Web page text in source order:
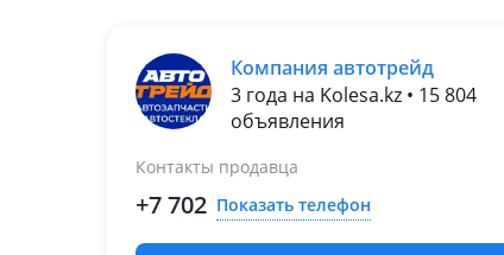
Компания автотрейд
3 года на Kolesa.kz • 15 804
объявления
Контакты продавца
+7 702 Показать телефон